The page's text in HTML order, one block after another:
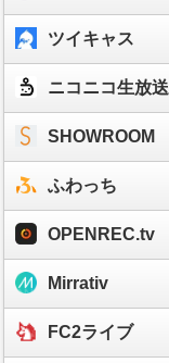
ツイキャス
ニコニコ生放送
SHOWROOM
ふわっち
OPENREC.tv
Mirrativ
FC2ライブ